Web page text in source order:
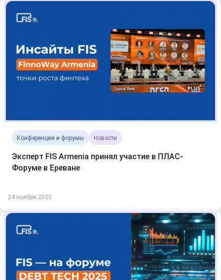
Конференции и форумы Новости
Эксперт FIS Armenia принял участие в ПЛАС-
Форуме в Ереване
24 ноября 2025